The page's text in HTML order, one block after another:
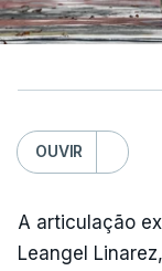
OUVIR
A articulação
Leangel